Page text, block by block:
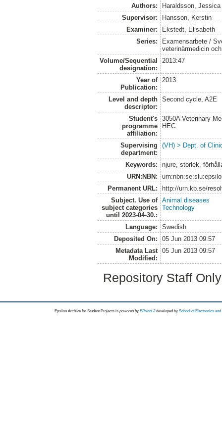
Authors:
Haraldsson, Jessica
Supervisor:
Hansson, Kerstin
Examiner:
Ekstedt, Elisabeth
Series:
Examensarbete /
veterinärmedicin
Volume/Sequential
designation:
2013:47
Year of
Publication:
2013
Level and depth
descriptor:
Second cycle, A2E
Student's
programme
affiliation:
3050A Veterinary
HEC
Supervising
department:
(VH) > Dept. of
Keywords:
njure, storlek,
URN:NBN:
Permanent URL:
http://urn.kb.se/
Subject. Use of
subject categories
until 2023-04-30.:
Animal diseases
Technology
Language:
Swedish
Deposited On:
05 Jun 2013 09:57
Metadata Last
Modified:
05 Jun 2013 09:57
Repository Staff
Epsilon Archive for Student Projects is powored byEPrints 3 developed by School of Electronics